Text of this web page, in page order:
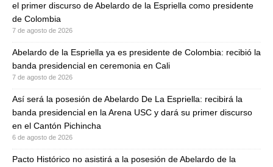
el primer discurso de Abelardo de la Espriella como presidente
de Colombia
7 de agosto de 2026
Abelardo de la Espriella ya es presidente de Colombia: recibió la
banda presidencial en ceremonia en Cali
7 de agosto de 2026
Así será la posesión de Abelardo De La Espriella: recibirá la
banda presidencial en la Arena USC y dará su primer discurso
en el Cantón Pichincha
6 de agosto de 2026
Pacto Histórico no asistirá a la posesión de Abelardo de la